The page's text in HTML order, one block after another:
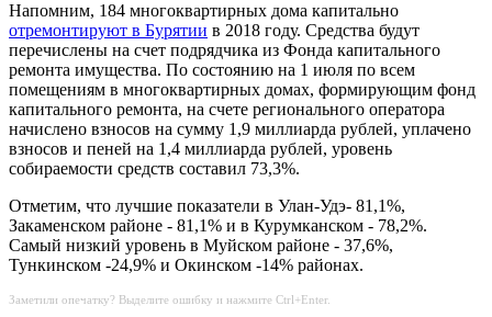
Напомним, 184 многоквартирных дома капитально
отремонтируют в Бурятии в 2018 году. Средства будут
перечислены на счет подрядчика из Фонда капитального
ремонта имущества. По состоянию на 1 июля по всем
помещениям в многоквартирных домах, формирующим фонд
капитального ремонта, на счете регионального оператора
начислено взносов на сумму 1,9 миллиарда рублей, уплачено
взносов и пеней на 1,4 миллиарда рублей, уровень
собираемости средств составил 73,3%.
Отметим, что лучшие показатели в Улан-Удэ- 81,1%,
Закаменском районе - 81,1% и в Курумканском - 78,2%.
Самый низкий уровень в Муйском районе - 37,6%,
Тункинском -24,9% и Окинском -14% районах.
Заметили опечатку? Выделите ошибку и нажмите Ctrl+Enter.